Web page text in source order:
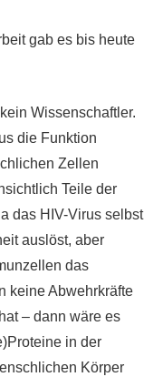
gab es bis heute
Wissenschaftler.
die Funktion
Zellen
Teile der
das HIV-Virus selbst
auslöst, aber
das
keine Abwehrkräfte
– dann wäre es
in der
Körper